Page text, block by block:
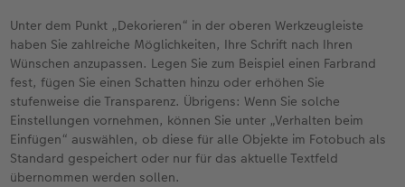
Unter dem Punkt „Dekorieren“ in der oberen Werkzeugleiste
haben Sie zahlreiche Möglichkeiten, Ihre Schrift nach Ihren
Wünschen anzupassen. Legen Sie zum Beispiel einen Farbrand
fest, fügen Sie einen Schatten hinzu oder erhöhen Sie
stufenweise die Transparenz. Übrigens: Wenn Sie solche
Einstellungen vornehmen, können Sie unter „Verhalten beim
Einfügen“ auswählen, ob diese für alle Objekte im Fotobuch als
Standard gespeichert oder nur für das aktuelle Textfeld
übernommen werden sollen.